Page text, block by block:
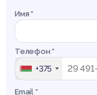
Имя *
Телефон *
+375
Email *